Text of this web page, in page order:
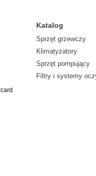
Katalog
Sprzęt grzewczy
Klimatyzatory
Sprzęt pompujący
Filtry i systemy